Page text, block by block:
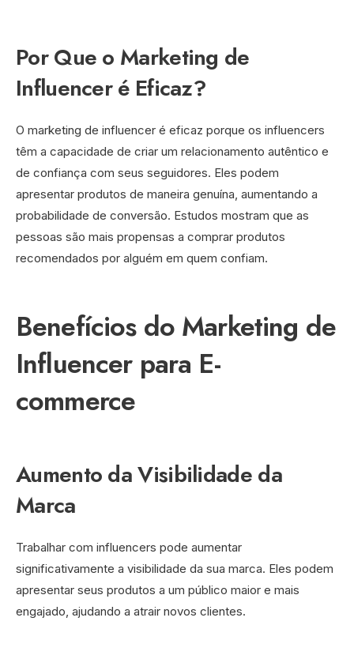
Por Que o Marketing de
Influencer é Eficaz?
O marketing de influencer é eficaz porque os influencers
têm a capacidade de criar um relacionamento autêntico e
de confiança com seus seguidores. Eles podem
apresentar produtos de maneira genuína, aumentando a
probabilidade de conversão. Estudos mostram que as
pessoas são mais propensas a comprar produtos
recomendados por alguém em quem confiam.
Benefícios do Marketing de
Influencer para E-
commerce
Aumento da Visibilidade da
Marca
Trabalhar com influencers pode aumentar
significativamente a visibilidade da sua marca. Eles podem
apresentar seus produtos a um público maior e mais
engajado, ajudando a atrair novos clientes.